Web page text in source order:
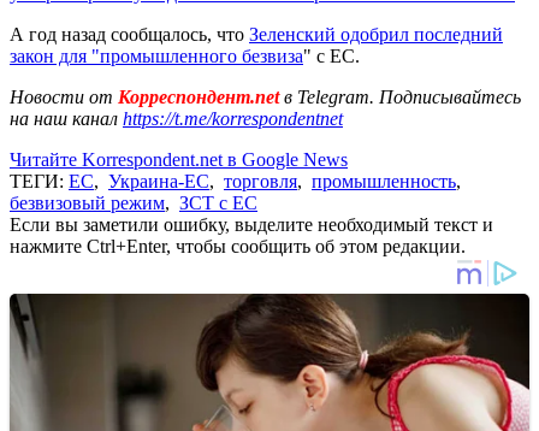
А год назад сообщалось, что Зеленский одобрил последний
закон для "промышленного безвиза" с ЕС.
Новости от Корреспондент.netв Telegram. Подписывайтесь
на наш канал https://t.me/korrespondentnet
Читайте Korrespondent.net в Google News
ТЕГИ: ЕС, Украина-ЕС, торговля, промышленность,
безвизовый режим, ЗСТ с ЕС
Если вы заметили ошибку, выделите необходимый текст и
нажмите Ctrl+Enter, чтобы сообщить об этом редакции.